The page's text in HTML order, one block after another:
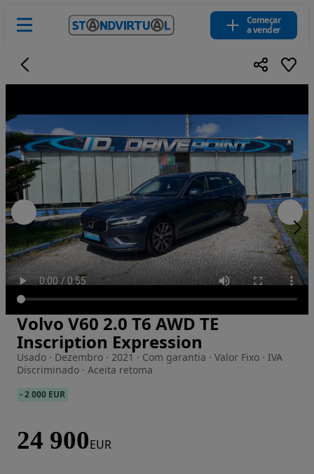
Começar
a vender
Imagem 1 de 54
Volvo V60 2.0 T6 AWD TE
Inscription Expression
Usado · Dezembro · 2021 · Com garantia · Valor Fixo · IVA
Discriminado · Aceita retoma
-2 000 EUR
24 900EUR